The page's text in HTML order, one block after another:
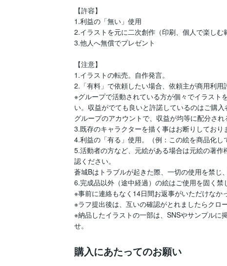
【許容】
1.利益の「無い」使用
2.イラストを元に二次創作（印刷、個人で楽しむ
3.他人へ無償でプレゼント
【注意】
1.イラストの転売。自作発言。
2.「有料」で依頼したい場合、依頼主が商用利用
※グループで活動されている方が個々でイラスト
い。収益がでても良いと許諾しているのはご購入
グループのアカウントで、収益が均等に配分さ
3.既存のキャラクターを描く事はお断りしており
4.利益の「有る」使用。（例：この絵を商品化し
5.活動者の方など、元絵がある場合は元絵の著
認ください。
蒼城Bはトラブルが起きた際、一切の使用を禁じ
6.完成品以外（途中経過）の絵はご使用を固く禁
※事前に連絡もなく14日間お返事がいただけなか
※ラフ提出後は、互いの確認がとれましたらクロ
※納品したイラストの一部は、SNSやサンプルに
せ。
購入にあたってのお願い